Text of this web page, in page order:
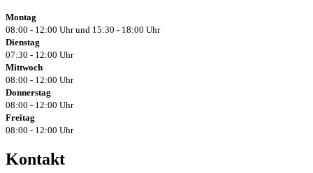
Montag
08:00 - 12:00 Uhr und 15:30 - 18:00 Uhr
Dienstag
07:30 - 12:00 Uhr
Mittwoch
08:00 - 12:00 Uhr
Donnerstag
08:00 - 12:00 Uhr
Freitag
08:00 - 12:00 Uhr
Kontakt